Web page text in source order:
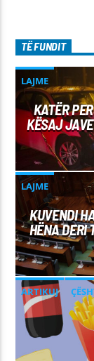
TË FUNDIT
LAJME
KATËR
KËSAJ
LAJME
KUVENDI
HËNA DERI
ARTIKUJ